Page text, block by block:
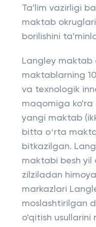
Ta'lim vazirligi
maktab
borilishini
Langley maktab
maktablarning
va texnologik
maqomiga ko'ra
yangi maktab
bitta oʻrta
bitkazilgan.
maktabi besh yil
zilziladan
markazlari
moslashtirilgan
o'qitish usullarini